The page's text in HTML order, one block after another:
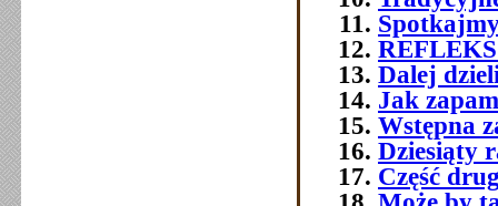
Dalej
Jak
Wstępna
Dziesiąty
Część